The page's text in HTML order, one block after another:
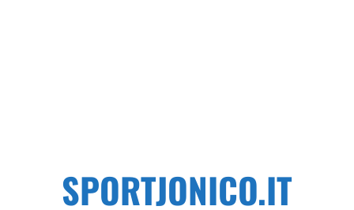
SPORTJONICO.IT